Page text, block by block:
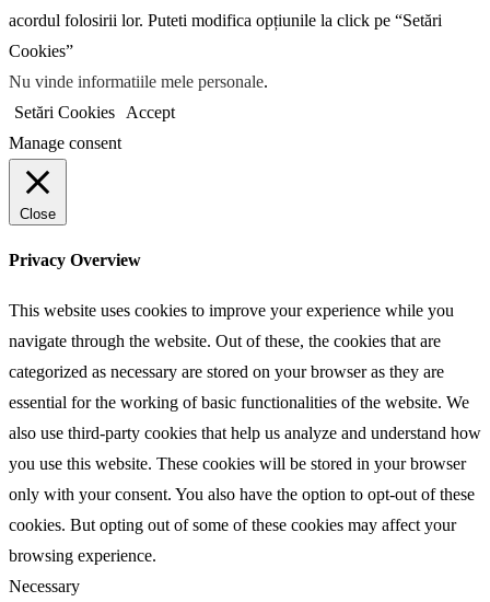
acordul folosirii lor. Puteti modifica opțiunile la click pe “Setări
Cookies”
Nu vinde informatiile mele personale.
Setări Cookies
Accept
Manage consent
Close
Privacy Overview
This website uses cookies to improve your experience while you
navigate through the website. Out of these, the cookies that are
categorized as necessary are stored on your browser as they are
essential for the working of basic functionalities of the website. We
also use third-party cookies that help us analyze and understand how
you use this website. These cookies will be stored in your browser
only with your consent. You also have the option to opt-out of these
cookies. But opting out of some of these cookies may affect your
browsing experience.
Necessary